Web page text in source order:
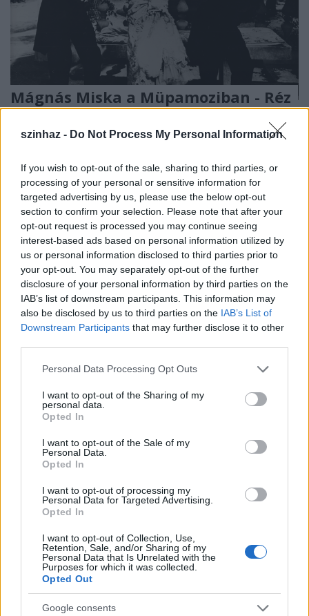
szinhaz - Do Not Process My Personal Information
If you wish to opt-out of the sale, sharing to third parties, or
processing of your personal or sensitive information for
targeted advertising by us, please use the below opt-out
section to confirm your selection. Please note that after your
opt-out request is processed you may continue seeing
interest-based ads based on personal information utilized by
us or personal information disclosed to third parties prior to
your opt-out. You may separately opt-out of the further
disclosure of your personal information by third parties on the
IAB’s list of downstream participants. This information may
also be disclosed by us to third parties on the IAB’s List of
Downstream Participants that may further disclose it to other
Please note that this website/app uses one or more Google
not limited to your visit or usage behaviour. You may click to
grant or deny consent to Google and its third-party tags to
use your data for below specified purposes in below Google
consent section.
Personal Data Processing Opt Outs
I want to opt-out of the Sharing of my
personal data.
Opted In
I want to opt-out of the Sale of my
Personal Data.
Opted In
I want to opt-out of processing my
Personal Data for Targeted Advertising.
Opted In
I want to opt-out of Collection, Use,
Retention, Sale, and/or Sharing of my
Personal Data that Is Unrelated with the
Purposes for which it was collected.
Opted Out
Google consents
Mágnás Miska a Müpamoziban - Réz
szinhazhu•2013. február 03.
Tízmillió nézőjével a mai napig a legnézettebb
magyar film az 1948-ban, Keleti Márton
irányításával forgatott Mágnás Miska. Ezt a kultikus
operett-filmet láthatják a nézők a Müpamoziban,
február 11-én, a „Dalolva szép az élet - Magyar zenés
filmek ’48-’97” sorozat részeként.
Jövedelmező állás - a TÁP
bemutatója a Trafóban
szinhazhu•2013. február 03.
Február 5-én és 6-án lesz látható a Trafóban a TÁP
Színház legújabb bemutatója, Osztrovszkij
Jövedelmező állás című darabjának átirata, Vajdai